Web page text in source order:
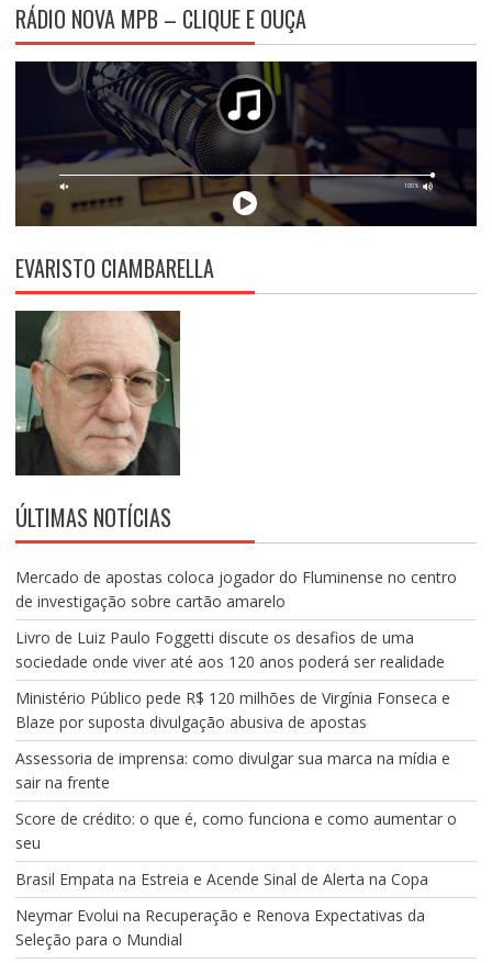
RÁDIO NOVA MPB – CLIQUE E OUÇA
EVARISTO CIAMBARELLA
ÚLTIMAS NOTÍCIAS
Mercado de apostas coloca jogador do Fluminense no centro
de investigação sobre cartão amarelo
Livro de Luiz Paulo Foggetti discute os desafios de uma
sociedade onde viver até aos 120 anos poderá ser realidade
Ministério Público pede R$ 120 milhões de Virgínia Fonseca e
Blaze por suposta divulgação abusiva de apostas
Assessoria de imprensa: como divulgar sua marca na mídia e
sair na frente
Score de crédito: o que é, como funciona e como aumentar o
seu
Brasil Empata na Estreia e Acende Sinal de Alerta na Copa
Neymar Evolui na Recuperação e Renova Expectativas da
Seleção para o Mundial